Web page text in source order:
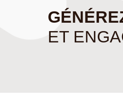
ET